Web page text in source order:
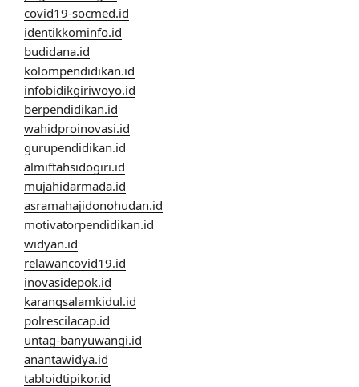
covid19-socmed.id
identikkominfo.id
budidana.id
kolompendidikan.id
infobidikgiriwoyo.id
berpendidikan.id
wahidproinovasi.id
gurupendidikan.id
almiftahsidogiri.id
mujahidarmada.id
asramahajidonohudan.id
motivatorpendidikan.id
widyan.id
relawancovid19.id
inovasidepok.id
karangsalamkidul.id
polrescilacap.id
untag-banyuwangi.id
anantawidya.id
tabloidtipikor.id